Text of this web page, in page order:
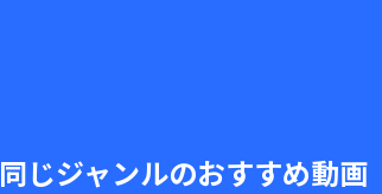
同じジャンルのおすすめ動画